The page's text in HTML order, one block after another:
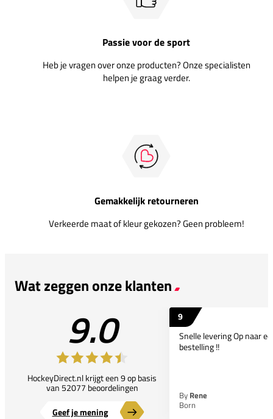
Passie voor de sport
Heb je vragen over onze producten? Onze specialisten
helpen je graag verder.
Gemakkelijk retourneren
Verkeerde maat of kleur gekozen? Geen probleem!
Wat zeggen onze klanten
9.0
HockeyDirect.nl krijgt een 9 op basis
van 52077 beoordelingen
Geef je mening
9
Snelle levering Op naar
bestelling !!
By Rene
Born